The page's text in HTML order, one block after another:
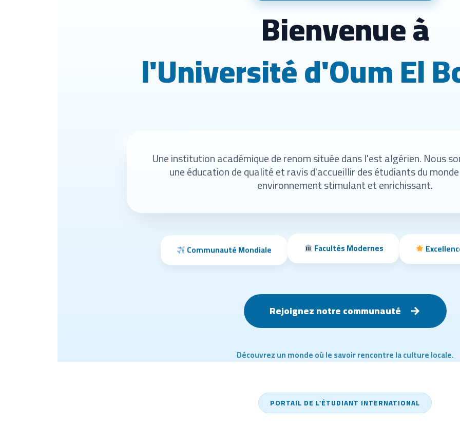
Bienvenue à
l'Université d'Oum El
Une institution académique de renom située dans l'est algérien. Nous
une éducation de qualité et ravis d'accueillir des étudiants du
environnement stimulant et enrichissant.
Communauté Mondiale Facultés Modernes
Rejoignez notre communauté
Découvrez un monde où le savoir rencontre la culture locale.
PORTAIL DE L'ÉTUDIANT INTERNATIONAL